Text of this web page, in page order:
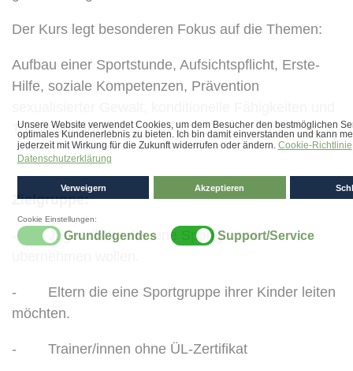
Der Kurs legt besonderen Fokus auf die Themen:
Aufbau einer Sportstunde, Aufsichtspflicht, Erste-
Hilfe, soziale Kompetenzen, Prävention
Trendsportarten.
Zielgruppe:
- Jugendliche die eine Sportgruppe
- Eltern die eine Sportgruppe ihrer Kinder leiten
möchten.
- Trainer/innen ohne ÜL-Zertifikat